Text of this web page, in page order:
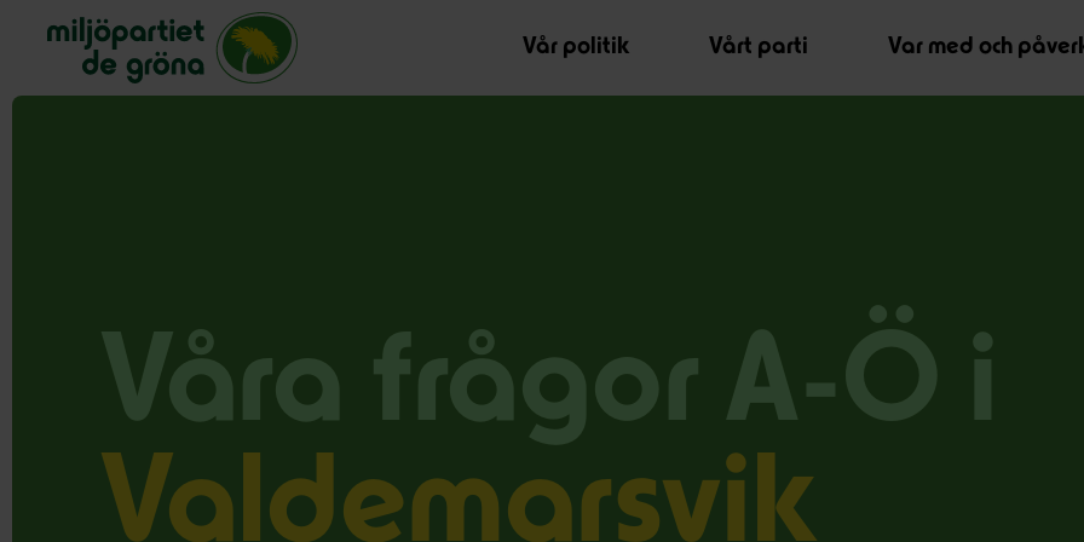
Miljöpartiet de gröna, startsida
Vår politik
Vårt parti Var med och
Våra frågor A-Ö i
Valdemarsvik